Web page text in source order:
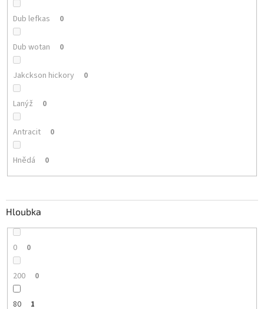
Dub lefkas 0
Dub wotan 0
Jakckson hickory 0
Lanýž 0
Antracit 0
Hnědá 0
Hloubka
0 0
200 0
80 1